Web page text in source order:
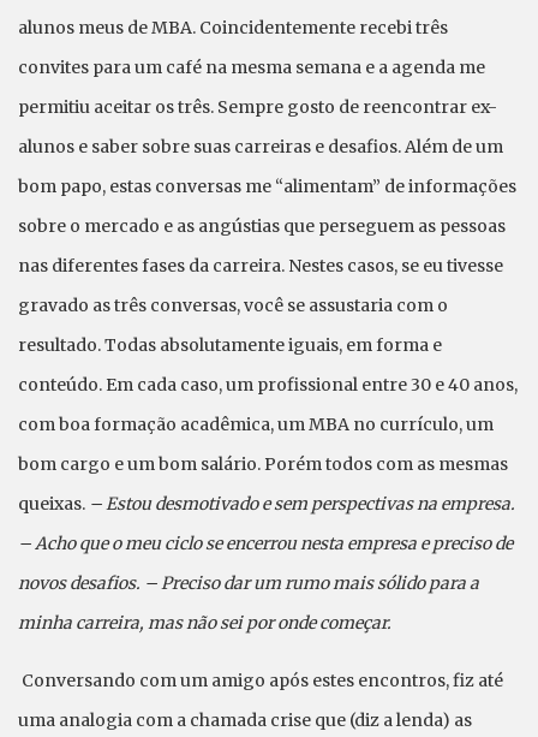
alunos meus de MBA. Coincidentemente recebi três
convites para um café na mesma semana e a agenda me
permitiu aceitar os três. Sempre gosto de reencontrar ex-
alunos e saber sobre suas carreiras e desafios. Além de um
bom papo, estas conversas me “alimentam” de informações
sobre o mercado e as angústias que perseguem as pessoas
nas diferentes fases da carreira. Nestes casos, se eu tivesse
gravado as três conversas, você se assustaria com o
resultado. Todas absolutamente iguais, em forma e
conteúdo. Em cada caso, um profissional entre 30 e 40 anos,
com boa formação acadêmica, um MBA no currículo, um
bom cargo e um bom salário. Porém todos com as mesmas
queixas. – Estou desmotivado e sem perspectivas na empresa.
– Acho que o meu ciclo se encerrou nesta empresa e preciso de
novos desafios. – Preciso dar um rumo mais sólido para a
minha carreira, mas não sei por onde começar.
Conversando com um amigo após estes encontros, fiz até
uma analogia com a chamada crise que (diz a lenda) as